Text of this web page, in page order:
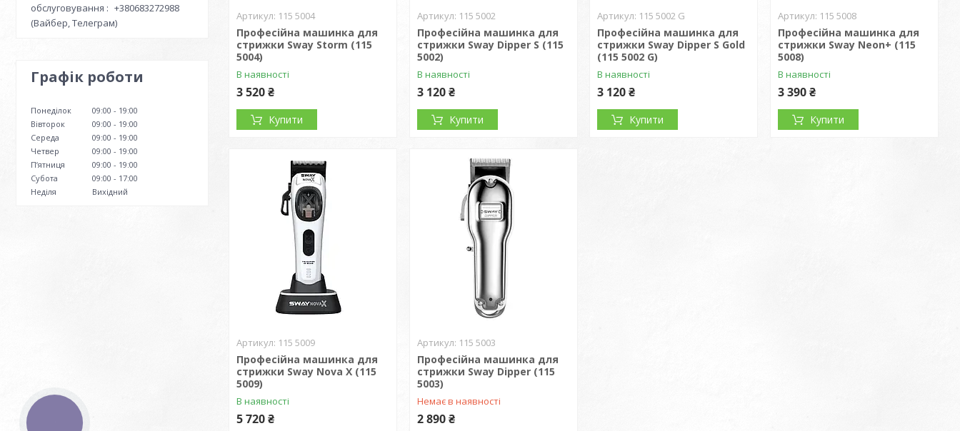
обслуговування
+380683272988
(Вайбер, Телеграм)
Графік роботи
Понеділок 09:00
19:00
Вівторок
09:00
19:00
Середа
09:00
19:00
Четвер
09:00
19:00
Пʼятниця
09:00
19:00
Субота
09:00
17:00
Неділя
Вихідний
115 5004
Професійна машинка для
стрижки Sway Storm (115
5004)
В наявності
3 520 ₴
Купити
115 5002
Професійна машинка для
стрижки Sway Dipper S (115
5002)
В наявності
3 120 ₴
Купити
115 5002 G
Професійна машинка для
стрижки Sway Dipper S Gold
(115 5002 G)
В наявності
3 120 ₴
Купити
115 5008
Професійна машинка для
стрижки Sway Neon+ (115
5008)
В наявності
3 390 ₴
Купити
115 5009
Професійна машинка для
стрижки Sway Nova X (115
5009)
В наявності
5 720 ₴
115 5003
Професійна машинка для
стрижки Sway Dipper (115
5003)
Немає в наявності
2 890 ₴